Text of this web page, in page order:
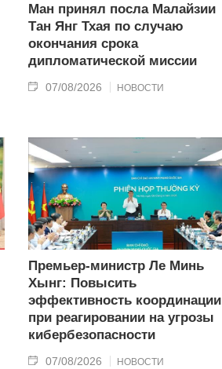
Ман принял посла Малайзии
Тан Янг Тхая по случаю
окончания срока
дипломатической миссии
07/08/2026 НОВОСТИ
Премьер-министр Ле Минь
Хынг: Повысить
эффективность координации
при реагировании на угрозы
кибербезопасности
07/08/2026 НОВОСТИ